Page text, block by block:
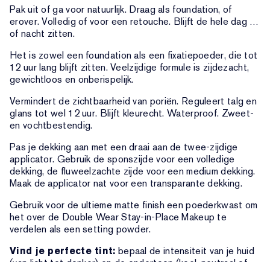
Pak uit of ga voor natuurlijk. Draag als foundation, of
erover. Volledig of voor een retouche. Blijft de hele dag …
of nacht zitten.
Het is zowel een foundation als een fixatiepoeder, die tot
12 uur lang blijft zitten. Veelzijdige formule is zijdezacht,
gewichtloos en onberispelijk.
Vermindert de zichtbaarheid van poriën. Reguleert talg en
glans tot wel 12 uur. Blijft kleurecht. Waterproof. Zweet-
en vochtbestendig.
Pas je dekking aan met een draai aan de twee-zijdige
applicator. Gebruik de sponszijde voor een volledige
dekking, de fluweelzachte zijde voor een medium dekking.
Maak de applicator nat voor een transparante dekking.
Gebruik voor de ultieme matte finish een poederkwast om
het over de Double Wear Stay-in-Place Makeup te
verdelen als een setting powder.
Vind je perfecte tint: bepaal de intensiteit van je huid